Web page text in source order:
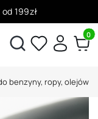
199zł
produkty
Otwórz wyszukiwarkę
benzyny, ropy, olejów